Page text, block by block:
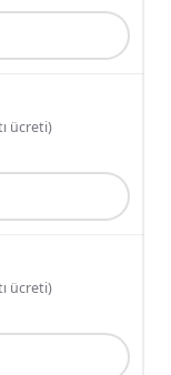
ücreti)
ücreti)